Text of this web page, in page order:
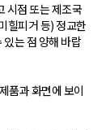
시점 또는 제조국
힐피거 등) 정교한
는 점 양해 바랍
품과 화면에 보이